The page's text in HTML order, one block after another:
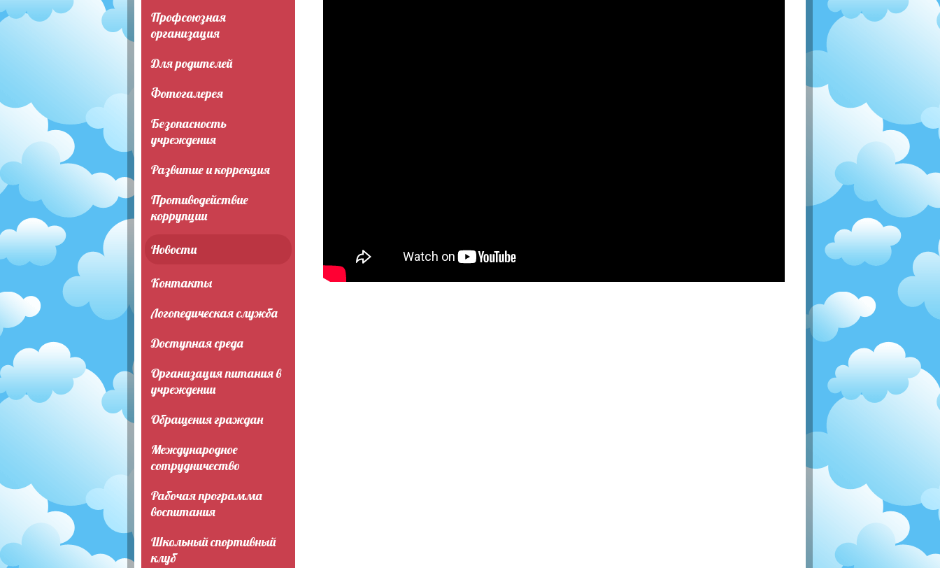
Профсоюзная
организация
Для родителей
Фотогалерея
Безопасность
учреждения
Развитие и коррекция
Противодействие
коррупции
Новости
Контакты
Логопедическая служба
Доступная среда
Организация питания в
учреждении
Обращения граждан
Международное
сотрудничество
Рабочая программа
воспитания
Школьный спортивный
клуб